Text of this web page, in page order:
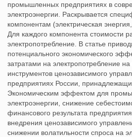
промышленных предприятиях в
электроэнергии. Раскрывается
компонентам (электрическая
Для каждого компонента стоимости
электропотребление. В статье
потенциального экономического
затратами на электропотребление
инструментов ценозависимого
предприятиях России,
Экономическим эффектом для
электроэнергии, снижение
финансового результата
внедрения ценозависимого
снижении волатильности спроса на